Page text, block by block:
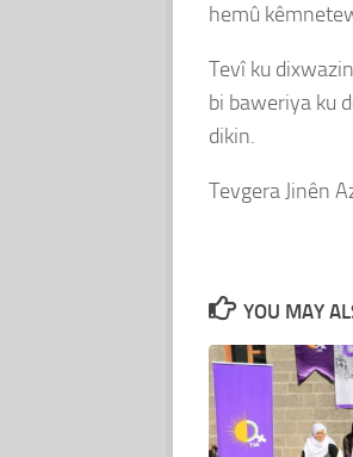
hemû
Tevî ku
bi baweriya ku
dikin.
Tevgera Jinên
YOU MAY